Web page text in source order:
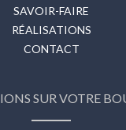
SAVOIR-FAIRE
RÉALISATIONS
CONTACT
SUR VOTRE